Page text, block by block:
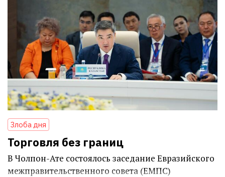
Злоба дня
Торговля без границ
В Чолпон-Ате состоялось заседание Евразийского
межправительственного совета (ЕМПС)